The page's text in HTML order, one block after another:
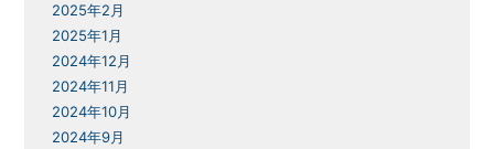
2025年2月
2025年1月
2024年12月
2024年11月
2024年10月
2024年9月